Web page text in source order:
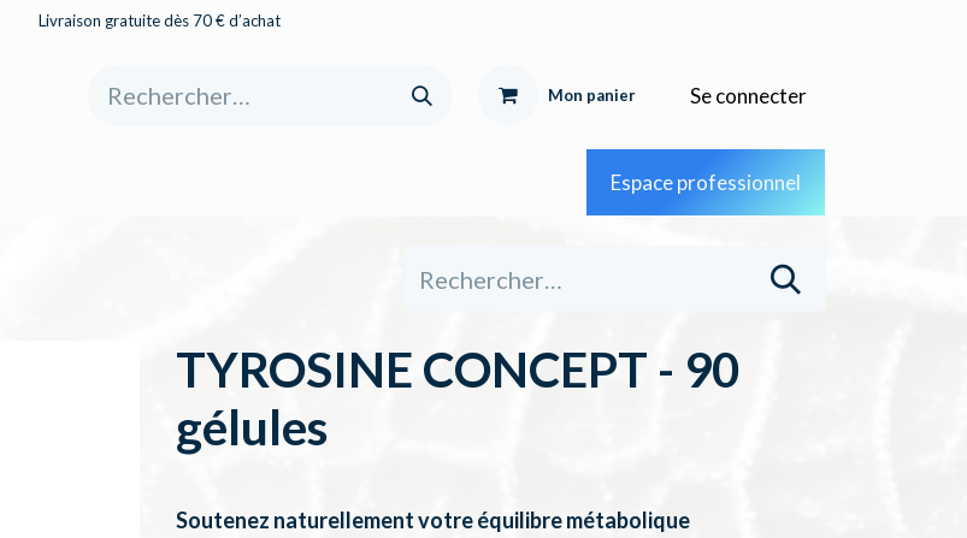
Livraison gratuite dès 70 € d’achat
Mon panier Se connecter
Espace professionnel
TYROSINE CONCEPT - 90
gélules
Soutenez naturellement votre équilibre métabolique